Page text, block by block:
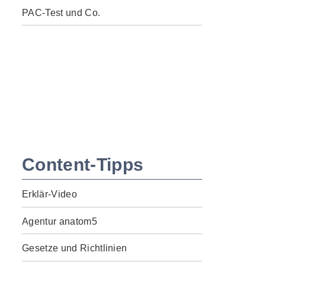
PAC-Test und Co.
Content-Tipps
Erklär-Video
Agentur anatom5
Gesetze und Richtlinien